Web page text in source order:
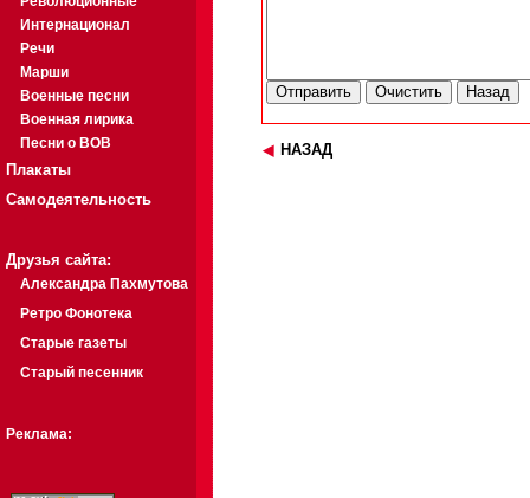
Интернационал
Речи
Марши
Военные песни
Военная лирика
Песни о ВОВ
Плакаты
Самодеятельность
Друзья сайта:
Александра Пахмутова
Ретро Фонотека
Старые газеты
Старый песенник
Реклама:
НАЗАД